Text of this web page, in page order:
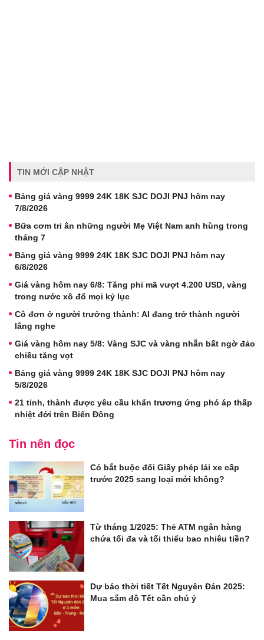
TIN MỚI CẬP NHẬT
Bảng giá vàng 9999 24K 18K SJC DOJI PNJ hôm nay
7/8/2026
Bữa cơm tri ân những người Mẹ Việt Nam anh hùng trong
tháng 7
Bảng giá vàng 9999 24K 18K SJC DOJI PNJ hôm nay
6/8/2026
Giá vàng hôm nay 6/8: Tăng phi mã vượt 4.200 USD, vàng
trong nước xô đổ mọi kỷ lục
Cô đơn ở người trưởng thành: AI đang trở thành người
lắng nghe
Giá vàng hôm nay 5/8: Vàng SJC và vàng nhẫn bất ngờ đảo
chiều tăng vọt
Bảng giá vàng 9999 24K 18K SJC DOJI PNJ hôm nay
5/8/2026
21 tỉnh, thành được yêu cầu khẩn trương ứng phó áp thấp
nhiệt đới trên Biển Đông
Tin nên đọc
Có bắt buộc đổi Giấy phép lái xe cấp
trước 2025 sang loại mới không?
Từ tháng 1/2025: Thẻ ATM ngân hàng
chứa tối đa và tối thiểu bao nhiêu tiền?
Dự báo thời tiết Tết Nguyên Đán 2025:
Mua sắm đồ Tết cần chú ý